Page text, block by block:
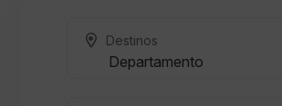
Destinos
Departamento